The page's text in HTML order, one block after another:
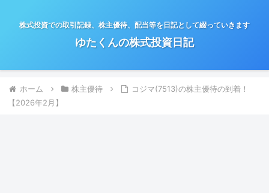
株式投資での取引記録、株主優待、配当等を日記として綴っていきます
ゆたくんの株式投資日記
ホーム 株主優待
コジマ(7513)の株主優待の到着！
【2026年2月】